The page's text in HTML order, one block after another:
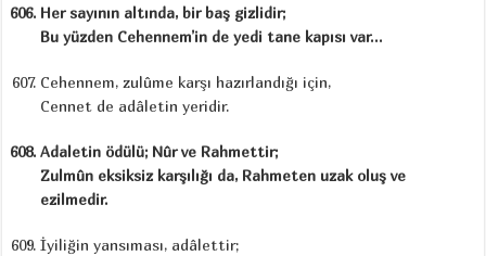
Her sayının altında, bir baş gizlidir;
Bu yüzden Cehennem’in de yedi tane kapısı var…
Cehennem, zulûme karşı hazırlandığı için,
Cennet de adâletin yeridir.
Adaletin ödülü; Nûr ve Rahmettir;
Zulmûn eksiksiz karşılığı da, Rahmeten uzak oluş ve
ezilmedir.
İyiliğin yansıması, adâlettir;